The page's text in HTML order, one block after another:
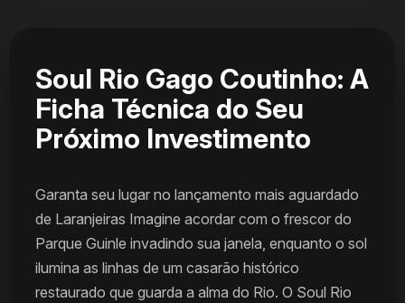
Soul Rio Gago Coutinho: A
Ficha Técnica do Seu
Próximo Investimento
Garanta seu lugar no lançamento mais aguardado
de Laranjeiras Imagine acordar com o frescor do
Parque Guinle invadindo sua janela, enquanto o sol
ilumina as linhas de um casarão histórico
restaurado que guarda a alma do Rio. O Soul Rio